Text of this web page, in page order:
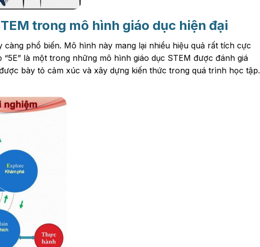
trong mô hình giáo dục hiện đại
càng phổ biến. Mô hình này mang lại nhiều hiệu quả rất tích cực
là một trong những mô hình giáo dục STEM được đánh giá
bày tỏ cảm xúc và xây dựng kiến thức trong quá trình học tập.